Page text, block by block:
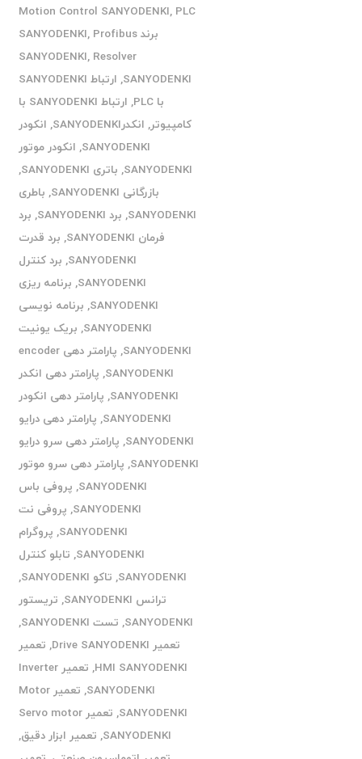
Motion Control SANYODENKI, PLC
برند SANYODENKI
, Profibus
SANYODENKI, Resolver
SANYODENKI
,
ارتباط SANYODENKI
با PLC
,
ارتباط SANYODENKI با
کامپیوتر, انکدرSANYODENKI , انکودر
SANYODENKI
, انکودر موتور
SANYODENKI
, باتری SANYODENKI
,
بازرگانی SANYODENKI
, باطری
SANYODENKI
, برد SANYODENKI , برد
فرمان SANYODENKI
, برد قدرت
SANYODENKI
, برد کنترل
SANYODENKI
, برنامه ریزی
SANYODENKI
, برنامه نویسی
SANYODENKI
, بریک یونیت
SANYODENKI
,
پارامتر دهی encoder
SANYODENKI
, پارامتر دهی انکدر
SANYODENKI
, پارامتر دهی انکودر
SANYODENKI
, پارامتر دهی درایو
SANYODENKI
, پارامتر دهی سرو درایو
SANYODENKI
, پارامتر دهی سرو موتور
SANYODENKI
, پروفی باس
SANYODENKI
, پروفی نت
SANYODENKI
, پروگرام
SANYODENKI
, تابلو کنترل
SANYODENKI
, تاکو SANYODENKI
,
ترانس SANYODENKI
, تریستور
SANYODENKI
, تست SANYODENKI
,
تعمیر Drive SANYODENKI
, تعمیر
HMI SANYODENKI
,
تعمیر Inverter
SANYODENKI
,
تعمیر Motor
SANYODENKI
,
تعمیر Servo motor
SANYODENKI
, تعمیر ابزار دقیق,